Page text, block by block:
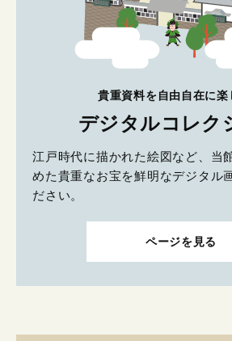
貴重資料を自由自在に楽
デジタルコレク
江戸時代に描かれた絵図など、当
めた貴重なお宝を鮮明なデジタル
ださい。
ページを見る